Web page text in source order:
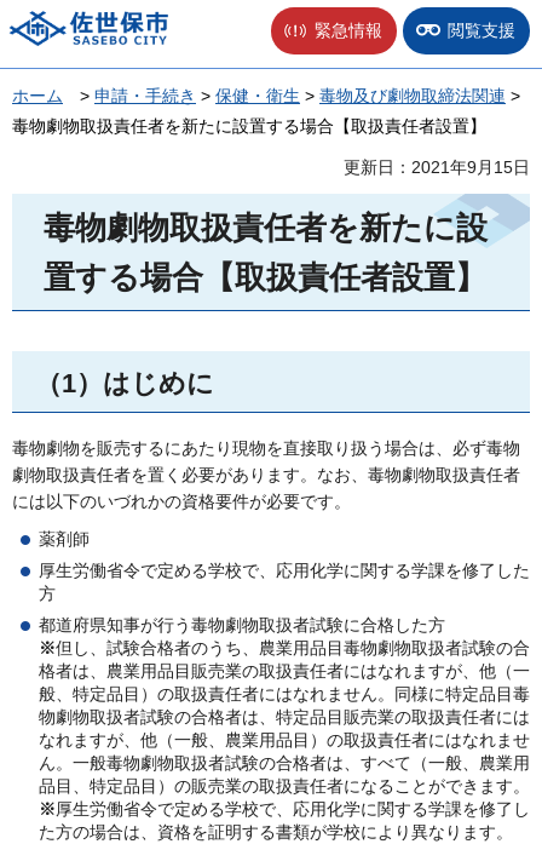
佐世保市 緊急情報 閲覧支援
ホーム > 申請・手続き > 保健・衛生 > 毒物及び劇物取締法関連 >
毒物劇物取扱責任者を新たに設置する場合【取扱責任者設置】
更新日：2021年9月15日
毒物劇物取扱責任者を新たに設
置する場合【取扱責任者設置】
（1）はじめに
毒物劇物を販売するにあたり現物を直接取り扱う場合は、必ず毒物
劇物取扱責任者を置く必要があります。なお、毒物劇物取扱責任者
には以下のいづれかの資格要件が必要です。
薬剤師
厚生労働省令で定める学校で、応用化学に関する学課を修了した
方
都道府県知事が行う毒物劇物取扱者試験に合格した方
※但し、試験合格者のうち、農業用品目毒物劇物取扱者試験の合
格者は、農業用品目販売業の取扱責任者にはなれますが、他（一
般、特定品目）の取扱責任者にはなれません。同様に特定品目毒
物劇物取扱者試験の合格者は、特定品目販売業の取扱責任者には
なれますが、他（一般、農業用品目）の取扱責任者にはなれませ
ん。一般毒物劇物取扱者試験の合格者は、すべて（一般、農業用
品目、特定品目）の販売業の取扱責任者になることができます。
※厚生労働省令で定める学校で、応用化学に関する学課を修了し
た方の場合は、資格を証明する書類が学校により異なります。